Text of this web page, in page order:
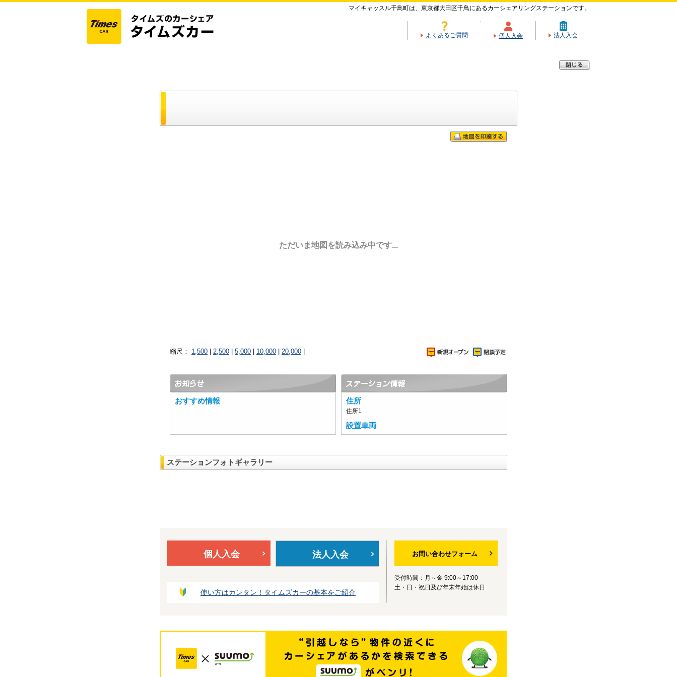
マイキャッスル千鳥町は、東京都大田区千鳥にあるカーシェアリングステーションです。
よくあるご質問 個人入会 法人入会
ただいま地図を読み込み中です...
縮尺： 1,500 2,500 5,000 10,000 20,000
おすすめ情報 住所
住所1
設置車両
ステーションフォトギャラリー
個人入会 法人入会
使い方はカンタン！タイムズカーの基本をご紹介
お問い合わせフォーム
受付時間：月～金 9:00～17:00
土・日・祝日及び年末年始は休日